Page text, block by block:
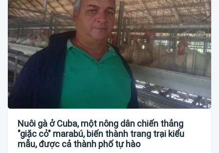
Nuôi gà ở Cuba, một nông dân chiến thắng
"giặc cỏ" marabú, biến thành trang trại kiểu
mẫu, được cả thành phố tự hào